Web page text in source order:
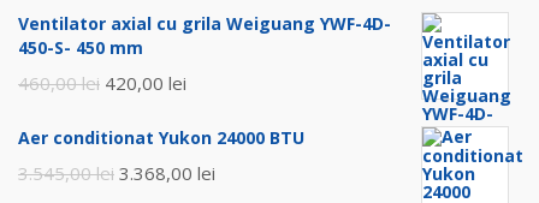
Ventilator axial cu grila Weiguang YWF-4D-
450-S- 450 mm
460,00lei Prețul
a
fost:
420,00 lei
este:
420,00 lei.
Aer conditionat Yukon 24000 BTU
3.545,00lei Prețul
3.368,00 lei